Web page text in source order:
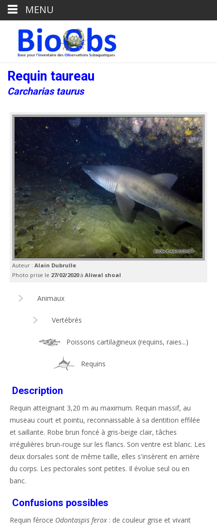
Requin taureau
Carcharias taurus
Auteur : Alain Dubrulle
Photo prise le 27/02/2020à Aliwal shoal
Animaux
Vertébrés
Poissons cartilagineux (requins, raies...)
Requins
Description
Requin atteignant 3,20 m au maximum. Requin massif, au
museau court et pointu, reconnaissable à sa dentition effilée
et saillante. Robe brun foncé à gris-beige clair, tâches
irrégulières brun-rouge sur les flancs. Son ventre est blanc. Les
deux dorsales sont de même taille, elles s'insèrent en arrière
du corps. Les pectorales sont petites. Il évolue seul ou en
banc.
Confusions possibles
Requin féroce Odontaspis ferox : de couleur grise et vivant
MENU